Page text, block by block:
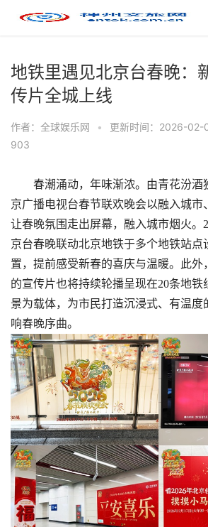
地铁里遇见北京台春晚：
传片全城上线
作者：全球娱乐网 • 更新时间：2026-02-
903
春潮涌动，年味渐浓。由青花汾酒
京广播电视台春节联欢晚会以融入城市
让春晚氛围走出屏幕，融入城市烟火。
京台春晚联动北京地铁于多个地铁站点
置，提前感受新春的喜庆与温暖。此外
的宣传片也将持续轮播呈现在20条地铁
景为载体，为市民打造沉浸式、有温度
响春晚序曲。